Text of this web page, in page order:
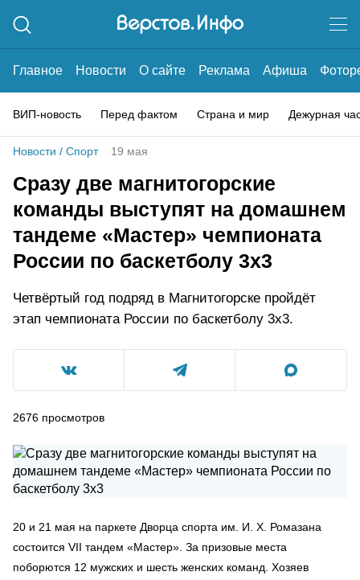
Главное Новости О сайте Реклама Афиша
ВИП-новость Перед фактом Страна и мир Дежурная
Новости / Спорт 19 мая
Сразу две магнитогорские
команды выступят на домашнем
тандеме «Мастер» чемпионата
России по баскетболу 3х3
Четвёртый год подряд в Магнитогорске пройдёт
этап чемпионата России по баскетболу 3х3.
2676 просмотров
20 и 21 мая на паркете Дворца спорта им. И. Х. Ромазана
состоится VII тандем «Мастер». За призовые места
поборются 12 мужских и шесть женских команд. Хозяев